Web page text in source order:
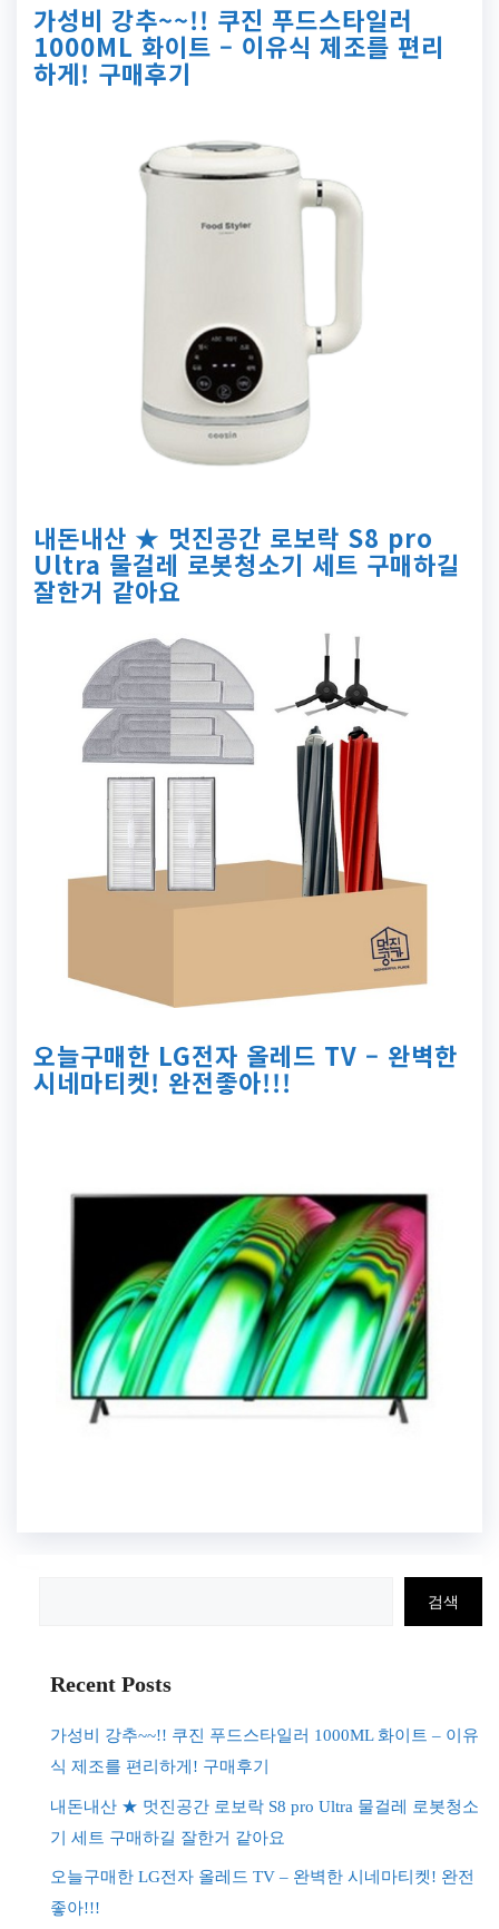
가성비 강추~~!! 쿠진 푸드스타일러
1000ML 화이트 – 이유식 제조를 편리
하게! 구매후기
내돈내산 ★ 멋진공간 로보락 S8 pro
Ultra 물걸레 로봇청소기 세트 구매하길
잘한거 같아요
오늘구매한 LG전자 올레드 TV – 완벽한
시네마티켓! 완전좋아!!!
검색
Recent Posts
가성비 강추~~!! 쿠진 푸드스타일러 1000ML 화이트 – 이유
식 제조를 편리하게! 구매후기
내돈내산 ★ 멋진공간 로보락 S8 pro Ultra 물걸레 로봇청소
기 세트 구매하길 잘한거 같아요
오늘구매한 LG전자 올레드 TV – 완벽한 시네마티켓! 완전
좋아!!!